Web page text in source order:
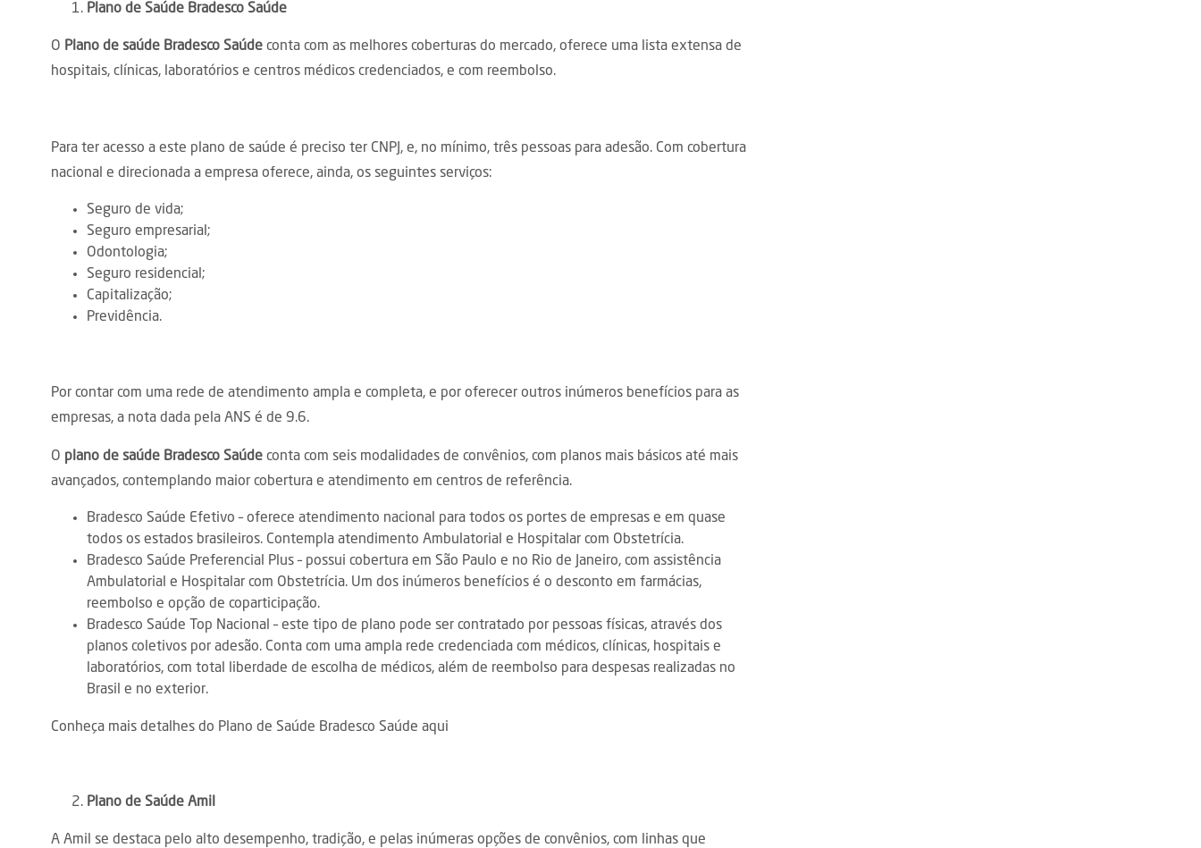
Plano de Saúde Bradesco Saúde
O Plano de saúde Bradesco Saúde conta com as melhores coberturas do mercado, oferece uma lista extensa de
hospitais, clínicas, laboratórios e centros médicos credenciados, e com reembolso.
Para ter acesso a este plano de saúde é preciso ter CNPJ, e, no mínimo, três pessoas para adesão. Com cobertura
nacional e direcionada a empresa oferece, ainda, os seguintes serviços:
Seguro de vida;
Seguro empresarial;
Odontologia;
Seguro residencial;
Capitalização;
Previdência.
Por contar com uma rede de atendimento ampla e completa, e por oferecer outros inúmeros benefícios para as
empresas, a nota dada pela ANS é de 9.6.
O plano de saúde Bradesco Saúde conta com seis modalidades de convênios, com planos mais básicos até mais
avançados, contemplando maior cobertura e atendimento em centros de referência.
Bradesco Saúde Efetivo – oferece atendimento nacional para todos os portes de empresas e em quase
todos os estados brasileiros. Contempla atendimento Ambulatorial e Hospitalar com Obstetrícia.
Bradesco Saúde Preferencial Plus – possui cobertura em São Paulo e no Rio de Janeiro, com assistência
Ambulatorial e Hospitalar com Obstetrícia. Um dos inúmeros benefícios é o desconto em farmácias,
reembolso e opção de coparticipação.
Bradesco Saúde Top Nacional – este tipo de plano pode ser contratado por pessoas físicas, através dos
planos coletivos por adesão. Conta com uma ampla rede credenciada com médicos, clínicas, hospitais e
laboratórios, com total liberdade de escolha de médicos, além de reembolso para despesas realizadas no
Brasil e no exterior.
Conheça mais detalhes do Plano de Saúde Bradesco Saúde aqui
Plano de Saúde Amil
A Amil se destaca pelo alto desempenho, tradição, e pelas inúmeras opções de convênios, com linhas que